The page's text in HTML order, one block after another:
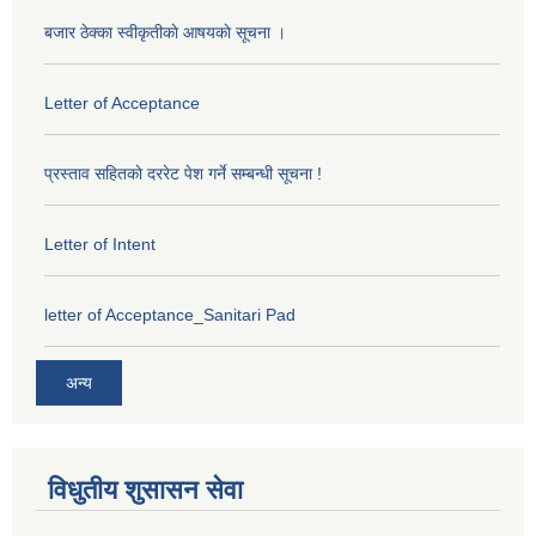
बजार ठेक्का स्वीकृतीकाे आषयकाे सूचना ।
Letter of Acceptance
प्रस्ताव सहितकाे दररेट पेश गर्ने सम्बन्धी सूचना !
Letter of Intent
letter of Acceptance_Sanitari Pad
अन्य
विधुतीय शुसासन सेवा